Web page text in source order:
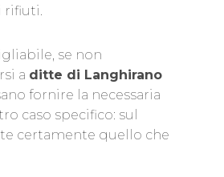
rifiuti.
se non
a ditte di Langhirano
fornire la necessaria
caso specifico: sul
certamente quello che